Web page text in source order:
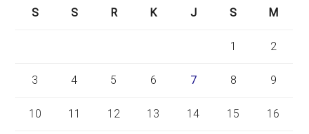
S
S R K J S M
1 2
3 4 5 6 7 8 9
10 11 12 13 14 15 16